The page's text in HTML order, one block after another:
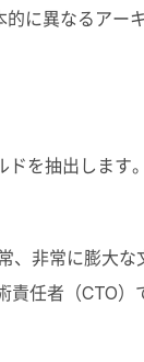
に異なるアー
を抽出しま
非常に膨大
責任者（CTO）